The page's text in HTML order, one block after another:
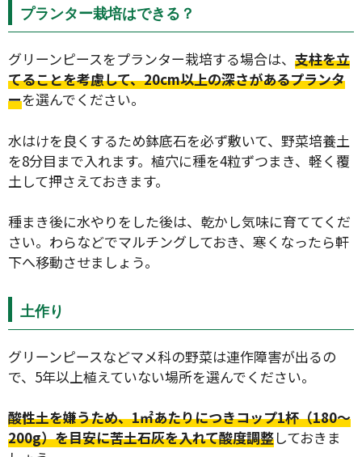
プランター栽培はできる？
グリーンピースをプランター栽培する場合は、 支柱を立
てることを考慮して、20cm以上の深さがあるプランタ
ーを選んでください。
水はけを良くするため鉢底石を必ず敷いて、野菜培養土
を8分目まで入れます。植穴に種を4粒ずつまき、軽く覆
土して押さえておきます。
種まき後に水やりをした後は、乾かし気味に育ててくだ
さい。わらなどでマルチングしておき、寒くなったら軒
下へ移動させましょう。
土作り
グリーンピースなどマメ科の野菜は連作障害が出るの
で、5年以上植えていない場所を選んでください。
酸性土を嫌うため、1㎡あたりにつきコップ1杯（180～
200g）を目安に苦土石灰を入れて酸度調整しておきま